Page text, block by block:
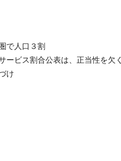
で人口３割
ビス割合公表は、正当性を欠く
け